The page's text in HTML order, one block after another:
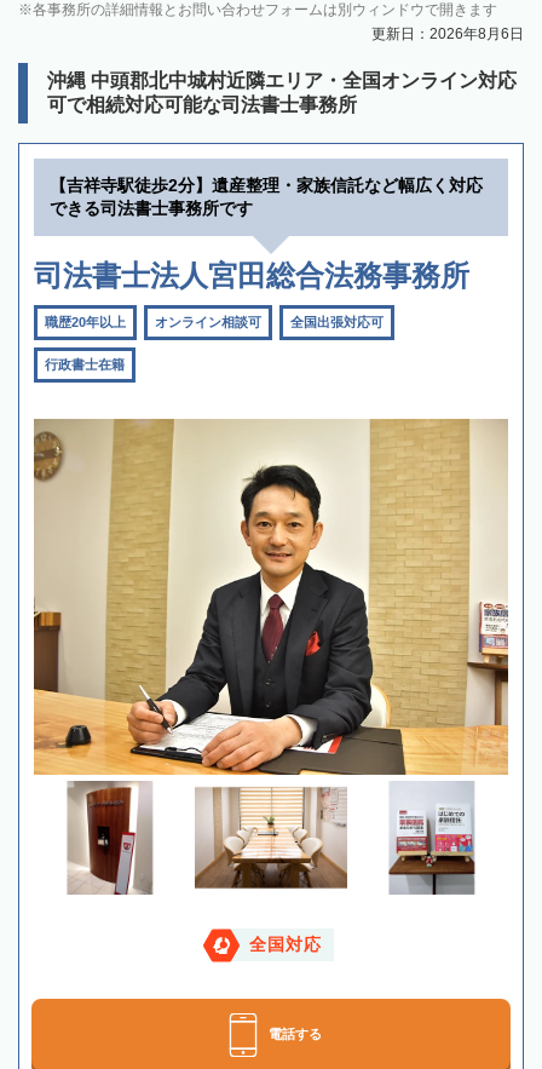
各事務所の詳細情報とお問い合わせフォームは別ウィンドウで開きます
更新日：2026年8月6日
沖縄 中頭郡北中城村近隣エリア・全国オンライン対応
可で相続対応可能な司法書士事務所
【吉祥寺駅徒歩2分】遺産整理・家族信託など幅広く対応
できる司法書士事務所です
司法書士法人宮田総合法務事務所
職歴20年以上 オンライン相談可 全国出張対応可
行政書士在籍
全国対応
電話する